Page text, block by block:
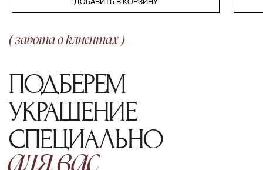
Добавьте товар в корзину и введите
свои контактные данные
во всплывающем окне
ОФОРМЛЕНИЕ ЗАКАЗА